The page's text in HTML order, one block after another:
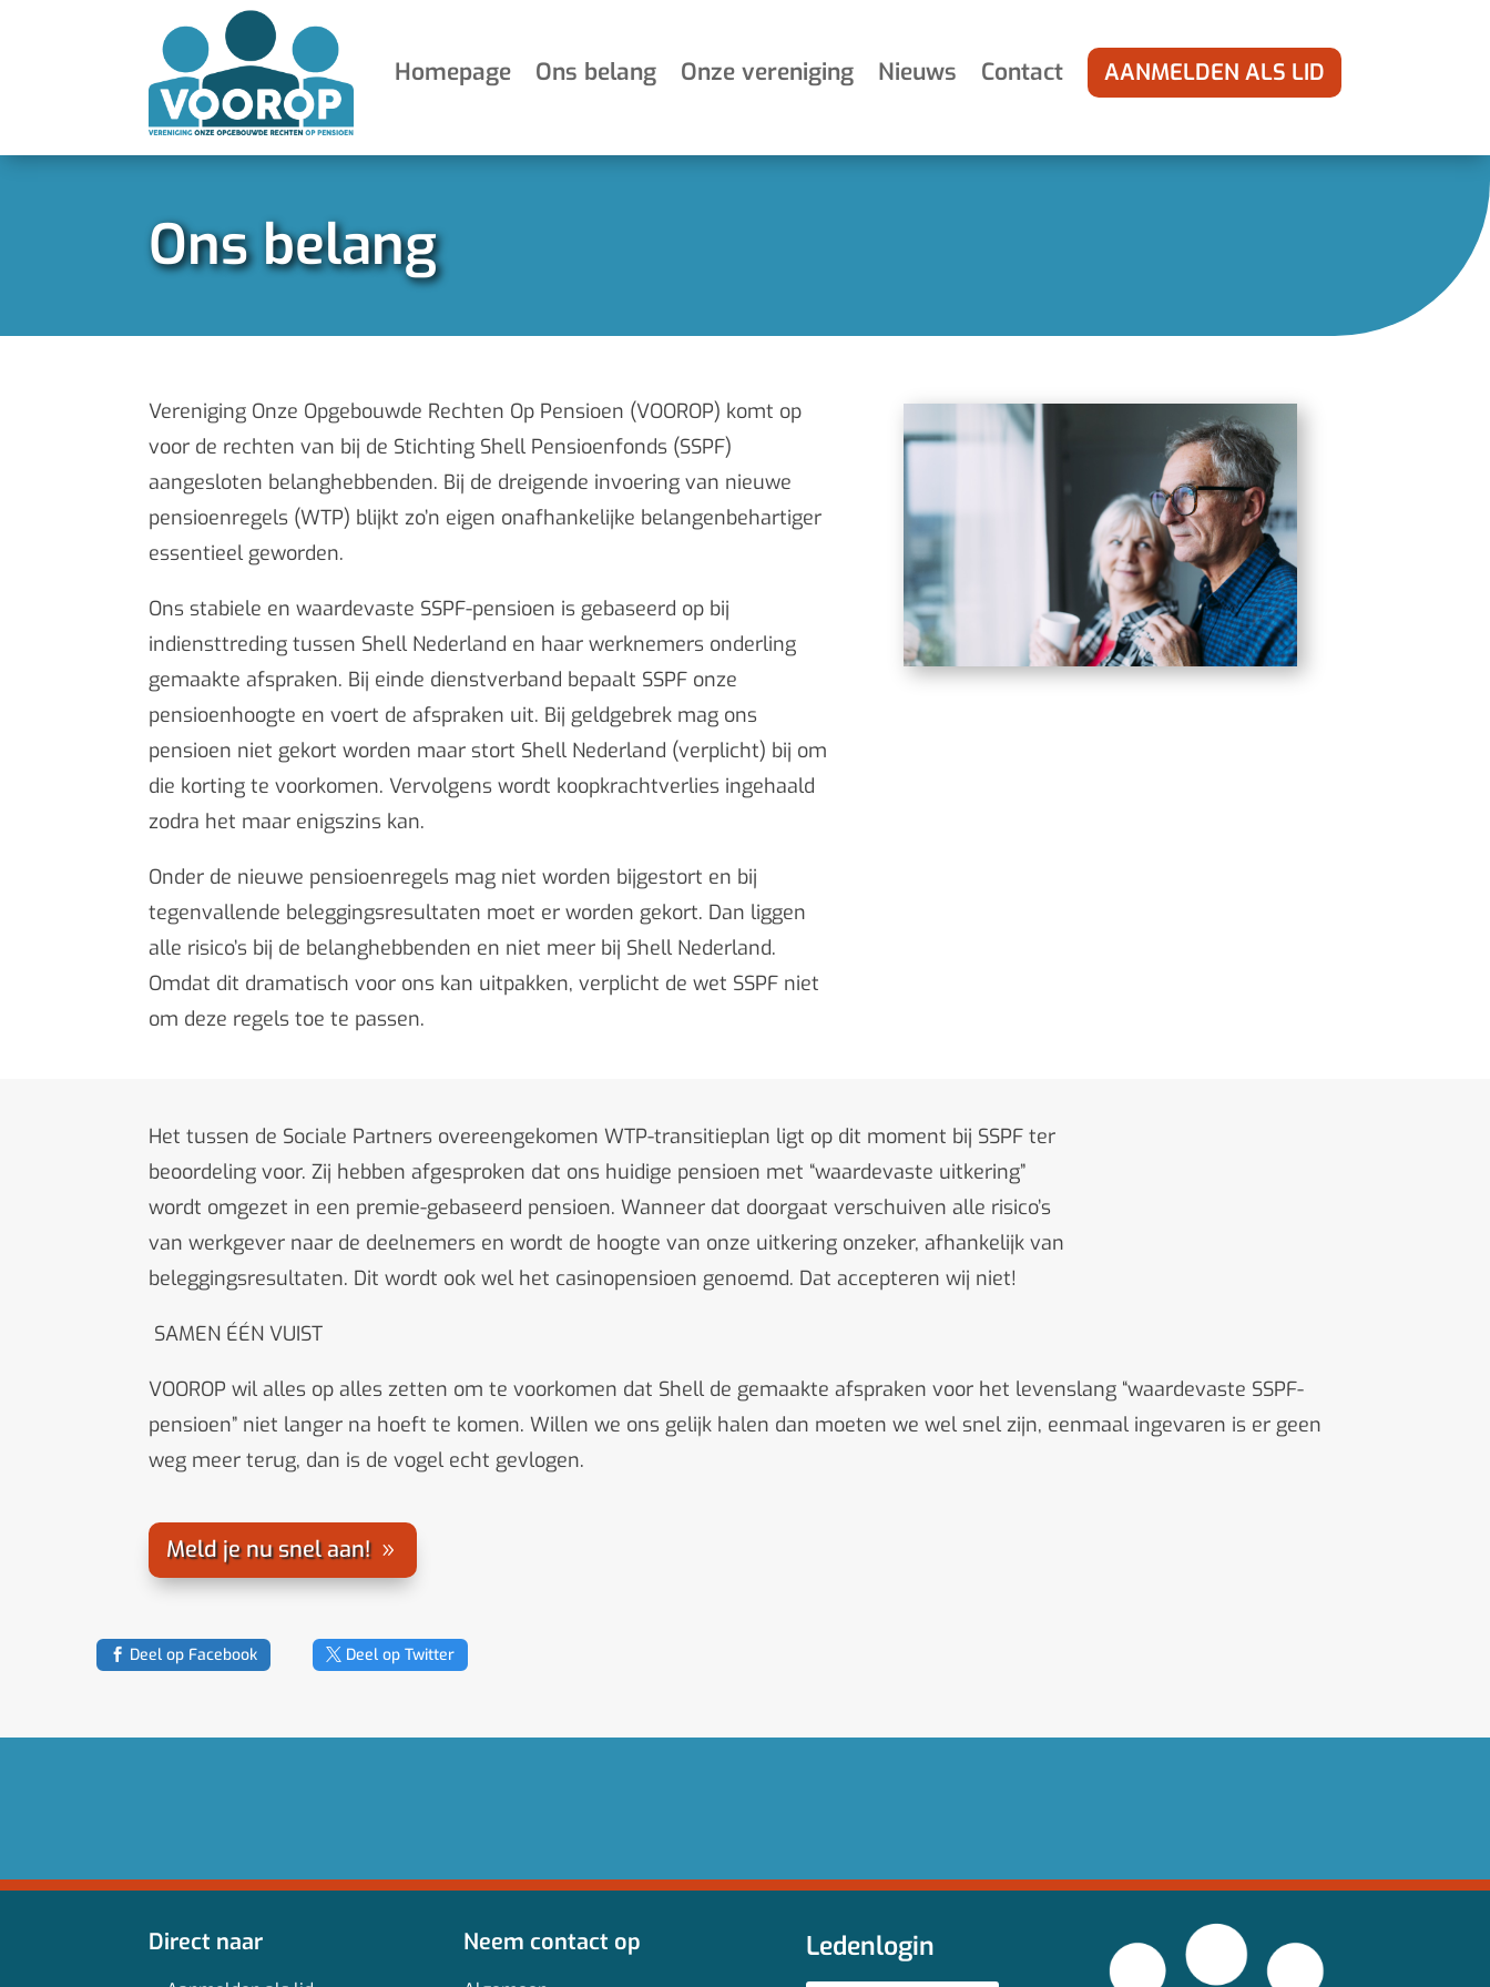
Homepage Ons belang Onze vereniging Nieuws Contact AANMELDEN ALS LID
Ons belang
Vereniging Onze Opgebouwde Rechten Op Pensioen (VOOROP) komt op
voor de rechten van bij de Stichting Shell Pensioenfonds (SSPF)
aangesloten belanghebbenden. Bij de dreigende invoering van nieuwe
pensioenregels (WTP) blijkt zo’n eigen onafhankelijke belangenbehartiger
essentieel geworden.
Ons stabiele en waardevaste SSPF-pensioen is gebaseerd op bij
indiensttreding tussen Shell Nederland en haar werknemers onderling
gemaakte afspraken. Bij einde dienstverband bepaalt SSPF onze
pensioenhoogte en voert de afspraken uit. Bij geldgebrek mag ons
pensioen niet gekort worden maar stort Shell Nederland (verplicht) bij om
die korting te voorkomen. Vervolgens wordt koopkrachtverlies ingehaald
zodra het maar enigszins kan.
Onder de nieuwe pensioenregels mag niet worden bijgestort en bij
tegenvallende beleggingsresultaten moet er worden gekort. Dan liggen
alle risico’s bij de belanghebbenden en niet meer bij Shell Nederland.
Omdat dit dramatisch voor ons kan uitpakken, verplicht de wet SSPF niet
om deze regels toe te passen.
Het tussen de Sociale Partners overeengekomen WTP-transitieplan ligt op dit moment bij SSPF ter
beoordeling voor. Zij hebben afgesproken dat ons huidige pensioen met “waardevaste uitkering”
wordt omgezet in een premie-gebaseerd pensioen. Wanneer dat doorgaat verschuiven alle risico’s
van werkgever naar de deelnemers en wordt de hoogte van onze uitkering onzeker, afhankelijk van
beleggingsresultaten. Dit wordt ook wel het casinopensioen genoemd. Dat accepteren wij niet!
SAMEN ÉÉN VUIST
VOOROP wil alles op alles zetten om te voorkomen dat Shell de gemaakte afspraken voor het levenslang “waardevaste SSPF-
pensioen” niet langer na hoeft te komen. Willen we ons gelijk halen dan moeten we wel snel zijn, eenmaal ingevaren is er geen
weg meer terug, dan is de vogel echt gevlogen.
Meld je nu snel aan!
Deel op Facebook Deel op Twitter
Direct naar Neem contact op Ledenlogin